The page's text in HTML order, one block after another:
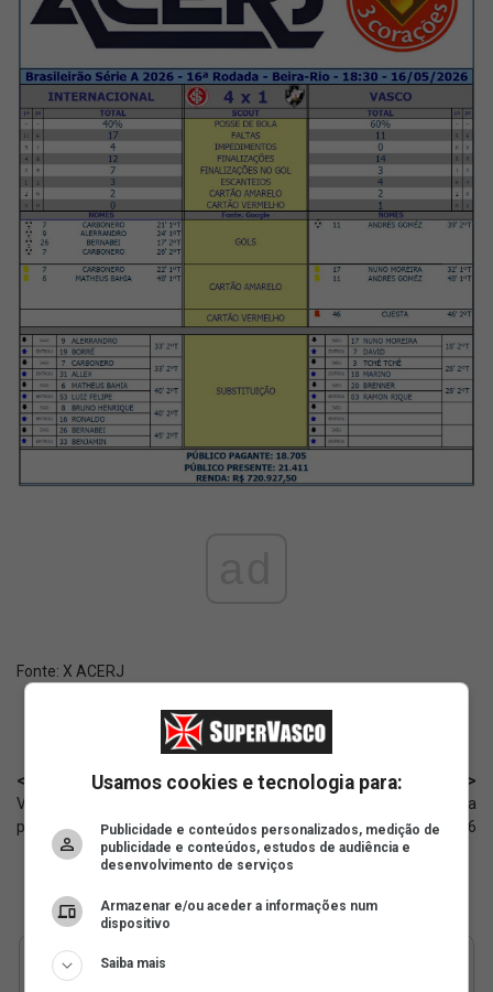
Fonte: X ACERJ
< Anterior
Vasco é goleado no Beira-Rio e
perde posições na tabela: 4 a 1
Próximo >
Imprensa repercute a goleada
que o Vasco sofreu na rodada 16
Usamos cookies e tecnologia para:
Publicidade e conteúdos personalizados, medição de
publicidade e conteúdos, estudos de audiência e
desenvolvimento de serviços
Armazenar e/ou aceder a informações num
dispositivo
Saiba mais